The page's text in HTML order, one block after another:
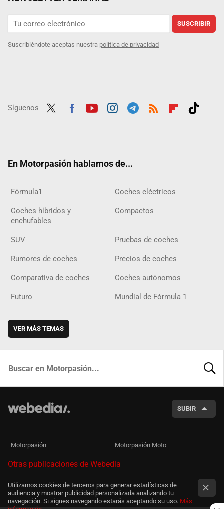
SUSCRIBIR
Suscribiéndote aceptas nuestra política de privacidad
Síguenos
En Motorpasión hablamos de...
Fórmula1 Coches eléctricos
Coches híbridos y
enchufables
Compactos
SUV Pruebas de coches
Rumores de coches Precios de coches
Comparativa de coches Coches autónomos
Futuro Mundial de Fórmula 1
VER MÁS TEMAS
SUBIR
Motorpasión Motorpasión Moto
Otras publicaciones de Webedia
Utilizamos cookies de terceros para generar estadísticas de
audiencia y mostrar publicidad personalizada analizando tu
navegación. Si sigues navegando estarás aceptando su uso. Más